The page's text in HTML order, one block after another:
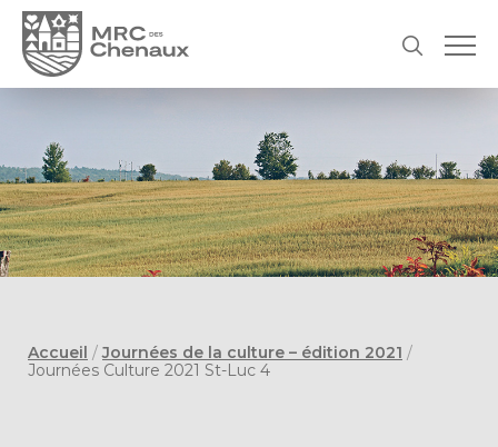
Accueil /Journées de la culture – édition 2021 /
Journées Culture 2021 St-Luc 4